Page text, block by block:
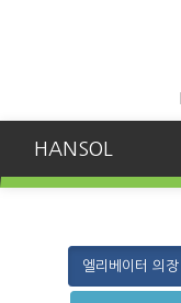
HANSOL
엘리베이터 의장